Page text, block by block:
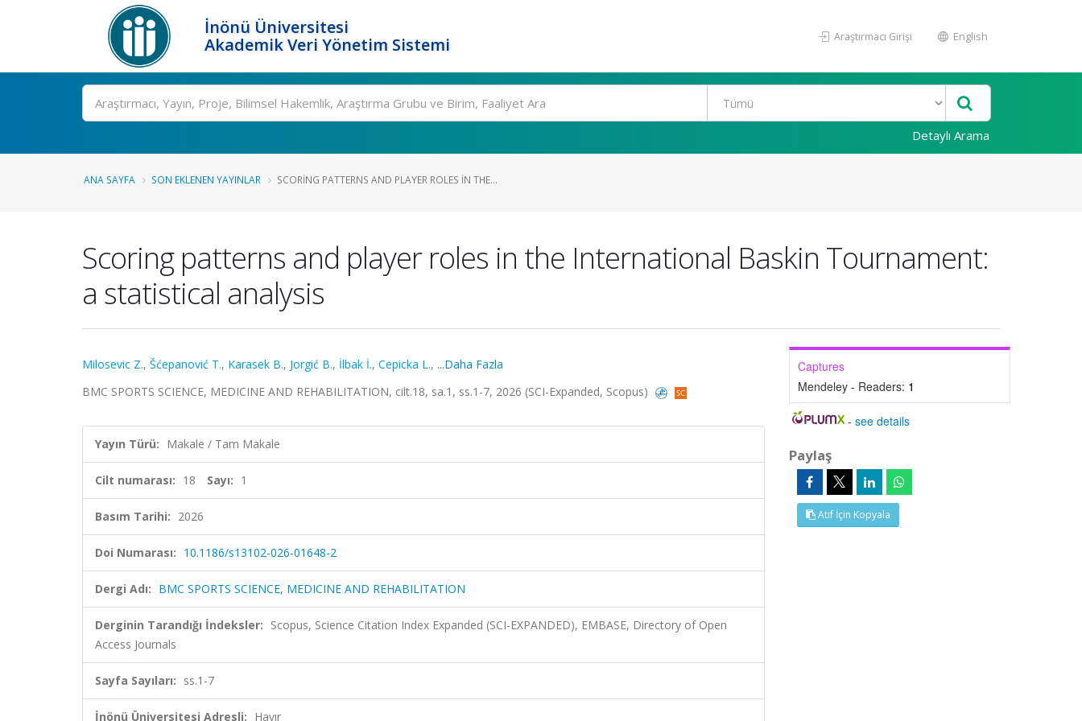
İnönü Üniversitesi
Akademik Veri Yönetim Sistemi
Araştırmacı Girişi English
Ara
Detaylı Arama
ANA SAYFA SON EKLENEN YAYINLAR SCORING PATTERNS AND PLAYER ROLES IN THE...
Scoring patterns and player roles in the International Baskin Tournament:
a statistical analysis
Milosevic Z., Šćepanović T., Karasek B., Jorgić B., İlbak İ., Cepicka L., ...Daha Fazla
BMC SPORTS SCIENCE, MEDICINE AND REHABILITATION, cilt.18, sa.1, ss.1-7, 2026 (SCI-Expanded, Scopus)
Yayın Türü: Makale / Tam Makale
Cilt numarası: 18 Sayı: 1
Basım Tarihi: 2026
Doi Numarası: 10.1186/s13102-026-01648-2
Dergi Adı: BMC SPORTS SCIENCE, MEDICINE AND REHABILITATION
Derginin Tarandığı İndeksler: Scopus, Science Citation Index Expanded (SCI-EXPANDED), EMBASE, Directory of Open
Access Journals
Sayfa Sayıları: ss.1-7
İnönü Üniversitesi Adresli: Hayır
Captures
Mendeley - Readers: 1
-see details
Paylaş
Atıf İçin Kopyala